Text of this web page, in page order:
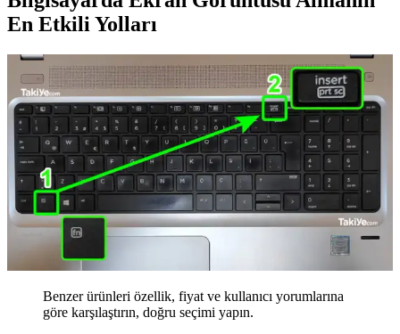
En Etkili Yolları
Benzer ürünleri özellik, fiyat ve kullanıcı yorumlarına
göre karşılaştırın, doğru seçimi yapın.